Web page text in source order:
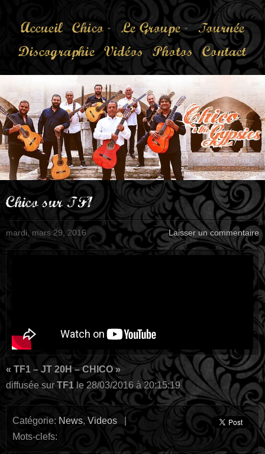
Accueil Chico Le Groupe
Tournée
Discographie Vidéos Photos Contact
Chico sur TF1
mardi, mars 29, 2016 Laisser un commentaire
« TF1 – JT 20H – CHICO »
diffusée sur TF1le 28/03/2016 à 20:15:19
Catégorie: News, Videos
Mots-clefs: